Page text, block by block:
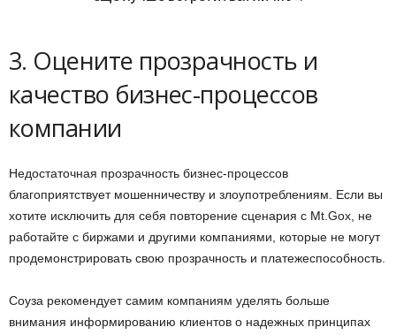
3. Оцените прозрачность и
качество бизнес-процессов
компании
Недостаточная прозрачность бизнес-процессов
благоприятствует мошенничеству и злоупотреблениям. Если вы
хотите исключить для себя повторение сценария с Mt.Gox, не
работайте с биржами и другими компаниями, которые не могут
продемонстрировать свою прозрачность и платежеспособность.
Соуза рекомендует самим компаниям уделять больше
внимания информированию клиентов о надежных принципах